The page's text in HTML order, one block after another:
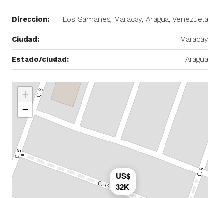
Direccion: Los Samanes, Maracay, Aragua, Venezuela
Ciudad: Maracay
Estado/ciudad: Aragua
US$
32K
+
−